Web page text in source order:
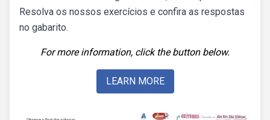
Resolva os nossos exercícios e confira as respostas
no gabarito.
For more information, click the button below.
LEARN MORE